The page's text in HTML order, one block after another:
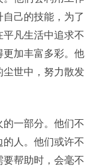
己的技能，为了
凡生活中追求不
加丰富多彩。他
世中，努力散发
的一部分。他们不
人。他们或许不
帮助时，会毫不